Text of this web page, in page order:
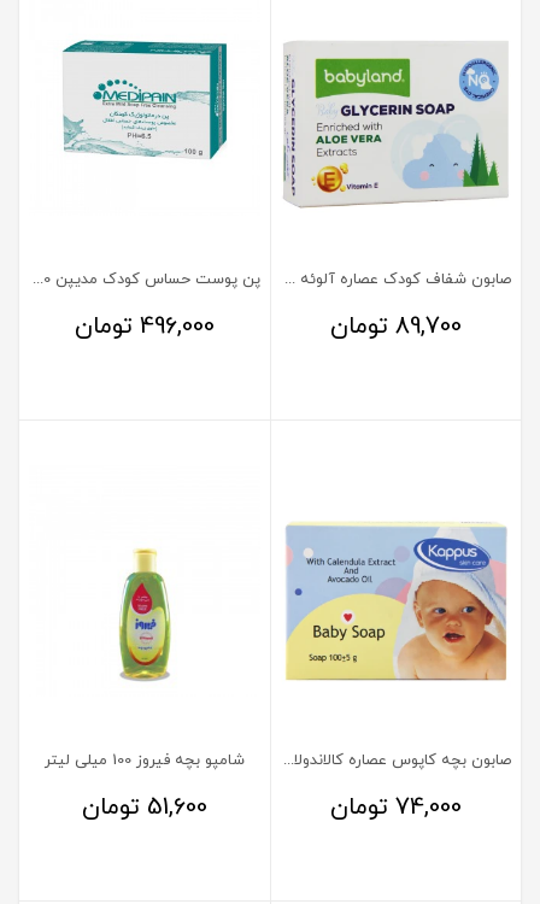
صابون شفاف کودک عصاره آلوئه ورا بی بی لند 100 گرم
89,700 تومان
پن پوست حساس کودک مدیپن 100 گرم
496,000 تومان
صابون بچه کاپوس عصاره کالاندولا و آووکادو
74,000 تومان
شامپو بچه فیروز 100 میلی لیتر
51,600 تومان